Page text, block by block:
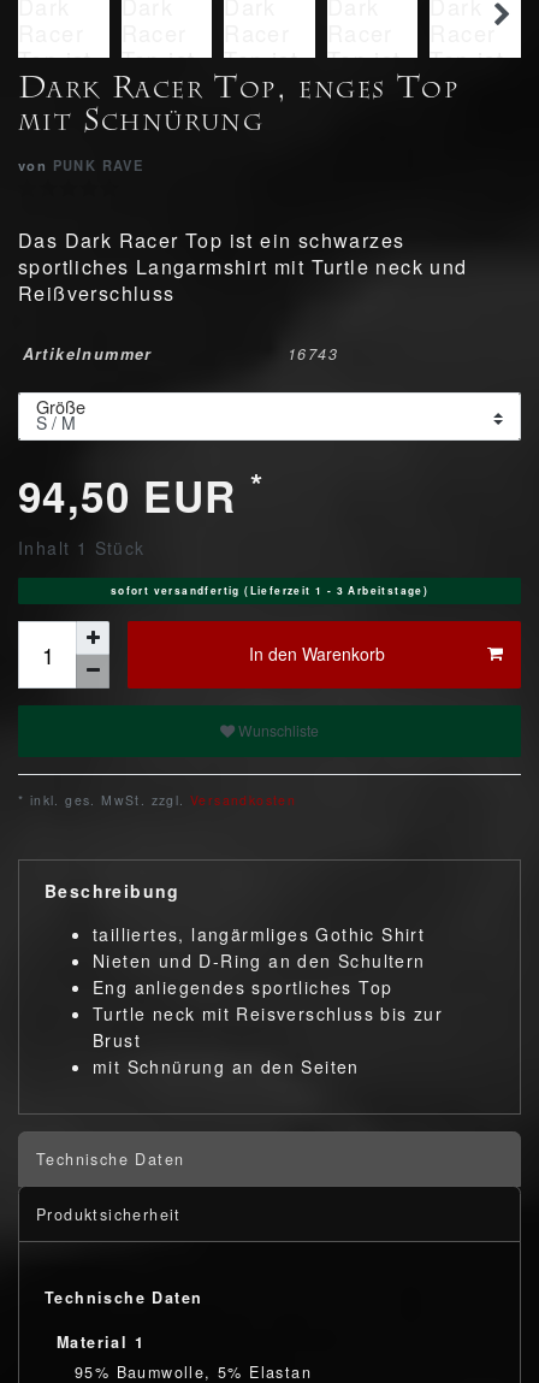
Dark Racer Top, enges Top
mit Schnürung
von PUNK RAVE
Das Dark Racer Top ist ein schwarzes
sportliches Langarmshirt mit Turtle neck und
Reißverschluss
Artikelnummer 16743
Größe
94,50 EUR *
Inhalt 1 Stück
sofort versandfertig (Lieferzeit 1 - 3 Arbeitstage)
In den Warenkorb
Wunschliste
* inkl. ges. MwSt. zzgl. Versandkosten
Beschreibung
tailliertes, langärmliges Gothic Shirt
Nieten und D-Ring an den Schultern
Eng anliegendes sportliches Top
Turtle neck mit Reisverschluss bis zur
Brust
mit Schnürung an den Seiten
Technische Daten
Produktsicherheit
Technische Daten
Material 1
95% Baumwolle, 5% Elastan